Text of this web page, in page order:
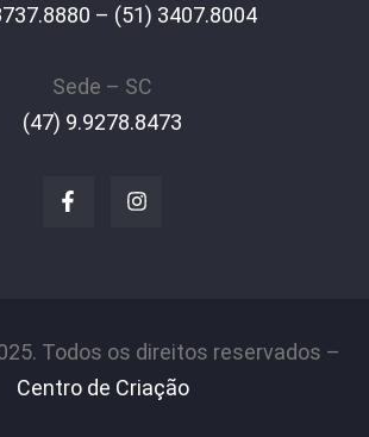
– (51) 3407.8004
Sede – SC
(47) 9.9278.8473
Todos os direitos reservados –
Centro de Criação